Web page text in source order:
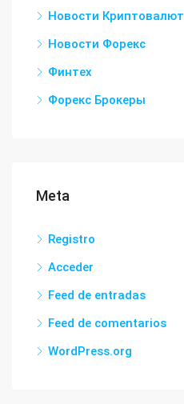
Новости Криптовалют
Новости Форекс
Финтех
Форекс Брокеры
Meta
Registro
Acceder
Feed de entradas
Feed de comentarios
WordPress.org